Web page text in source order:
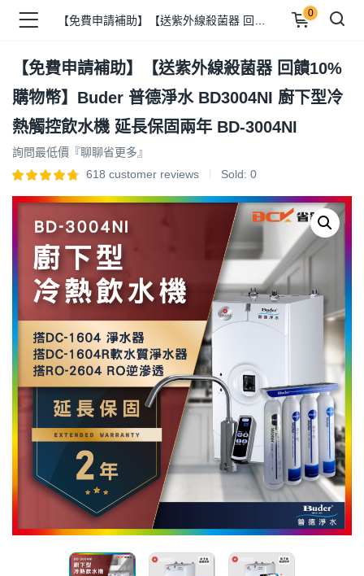
)
)
0
【免費申請補助】【送紫外線殺菌器 回饋10%
購物幣】Buder 普德淨水 BD3004NI 廚下型冷
熱觸控飲水機 延長保固兩年 BD-3004NI
詢問最低價『聊聊省更多』
618 customer reviews Sold: 0